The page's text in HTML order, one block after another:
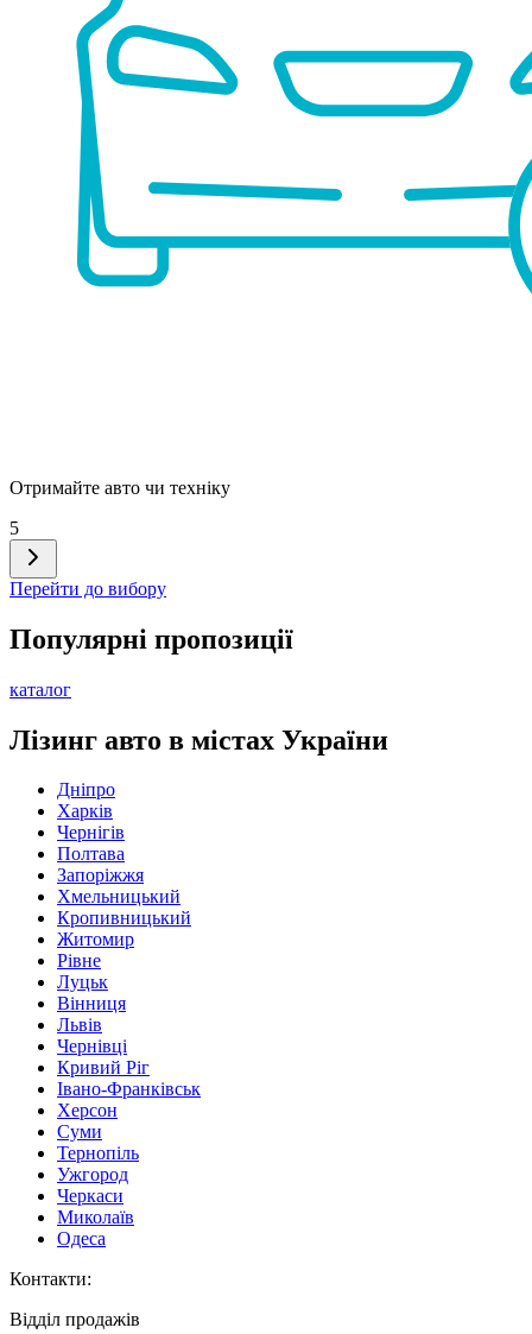
Отримайте авто чи техніку
5
Перейти до вибору
Популярні пропозиції
каталог
Лізинг авто в містах України
Дніпро
Харків
Чернігів
Полтава
Запоріжжя
Хмельницький
Кропивницький
Житомир
Рівне
Луцьк
Вінниця
Львів
Чернівці
Кривий Ріг
Івано-Франківськ
Херсон
Суми
Тернопіль
Ужгород
Черкаси
Миколаїв
Одеса
Контакти:
Відділ продажів